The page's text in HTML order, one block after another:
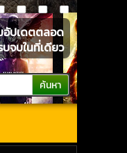
อัปเดตตลอด
จบในที่เดียว
ค้นหา